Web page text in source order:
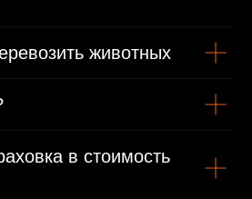
животных
в стоимость